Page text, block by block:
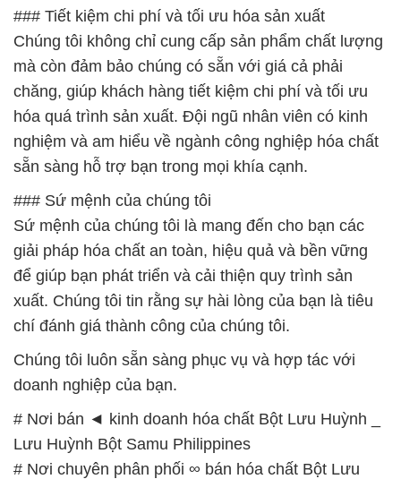
### Tiết kiệm chi phí và tối ưu hóa sản xuất
Chúng tôi không chỉ cung cấp sản phẩm chất lượng
mà còn đảm bảo chúng có sẵn với giá cả phải
chăng, giúp khách hàng tiết kiệm chi phí và tối ưu
hóa quá trình sản xuất. Đội ngũ nhân viên có kinh
nghiệm và am hiểu về ngành công nghiệp hóa chất
sẵn sàng hỗ trợ bạn trong mọi khía cạnh.
### Sứ mệnh của chúng tôi
Sứ mệnh của chúng tôi là mang đến cho bạn các
giải pháp hóa chất an toàn, hiệu quả và bền vững
để giúp bạn phát triển và cải thiện quy trình sản
xuất. Chúng tôi tin rằng sự hài lòng của bạn là tiêu
chí đánh giá thành công của chúng tôi.
Chúng tôi luôn sẵn sàng phục vụ và hợp tác với
doanh nghiệp của bạn.
# Nơi bán ◄ kinh doanh hóa chất Bột Lưu Huỳnh _
Lưu Huỳnh Bột Samu Philippines
# Nơi chuyên phân phối ∞ bán hóa chất Bột Lưu